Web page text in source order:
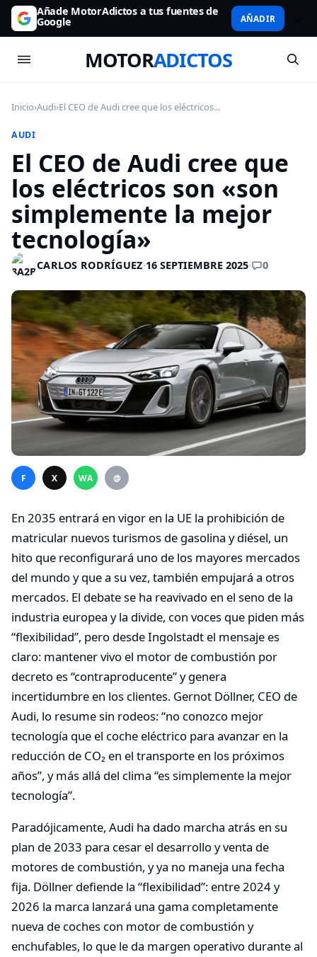
Añade MotorAdictos a tus fuentes de
Google AÑADIR
MOTORADICTOS
Inicio›Audi›El CEO de Audi cree que los eléctricos...
AUDI
El CEO de Audi cree que
los eléctricos son «son
simplemente la mejor
tecnología»
CARLOS RODRÍGUEZ·16 SEPTIEMBRE 2025· 0
F X WA @
En 2035 entrará en vigor en la UE la prohibición de
matricular nuevos turismos de gasolina y diésel, un
hito que reconfigurará uno de los mayores mercados
del mundo y que a su vez, también empujará a otros
mercados. El debate se ha reavivado en el seno de la
industria europea y la divide, con voces que piden más
“flexibilidad”, pero desde Ingolstadt el mensaje es
claro: mantener vivo el motor de combustión por
decreto es “contraproducente” y genera
incertidumbre en los clientes. Gernot Döllner, CEO de
Audi, lo resume sin rodeos: “no conozco mejor
tecnología que el coche eléctrico para avanzar en la
reducción de CO₂ en el transporte en los próximos
años”, y más allá del clima “es simplemente la mejor
tecnología”.
Paradójicamente, Audi ha dado marcha atrás en su
plan de 2033 para cesar el desarrollo y venta de
motores de combustión, y ya no maneja una fecha
fija. Döllner defiende la “flexibilidad”: entre 2024 y
2026 la marca lanzará una gama completamente
nueva de coches con motor de combustión y
enchufables, lo que le da margen operativo durante al